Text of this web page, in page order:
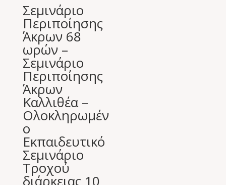
Σεμινάριο
Περιποίησης
Άκρων 68
ωρών –
Σεμινάριο
Περιποίησης
Άκρων
Καλλιθέα –
Oλοκληρωμέν
ο
Eκπαιδευτικό
Σεμινάριο
Tροχού
διάρκειας 10